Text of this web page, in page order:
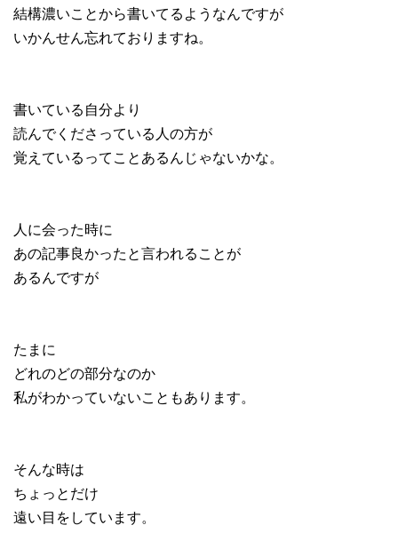
結構濃いことから書いてるようなんですが
いかんせん忘れておりますね。
書いている自分より
読んでくださっている人の方が
覚えているってことあるんじゃないかな。
人に会った時に
あの記事良かったと言われることが
あるんですが
たまに
どれのどの部分なのか
私がわかっていないこともあります。
そんな時は
ちょっとだけ
遠い目をしています。